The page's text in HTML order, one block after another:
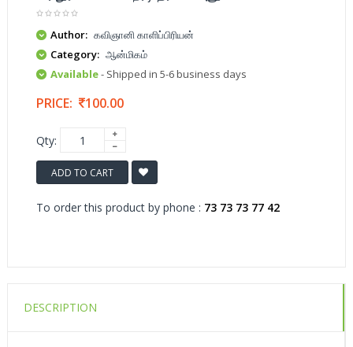
Author: கவிஞானி காளிப்பிரியன்
Category: ஆன்மிகம்
Available- Shipped in 5-6 business days
PRICE: 100.00
Qty:
ADD TO CART
To order this product by phone : 73 73 73 77 42
DESCRIPTION